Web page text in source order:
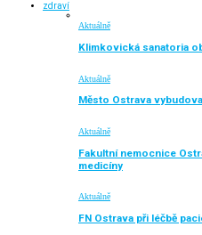
zdraví
Aktuálně
Klimkovická sanatoria
Aktuálně
Město Ostrava
Aktuálně
Fakultní nemocnice
medicíny
Aktuálně
FN Ostrava při léčbě